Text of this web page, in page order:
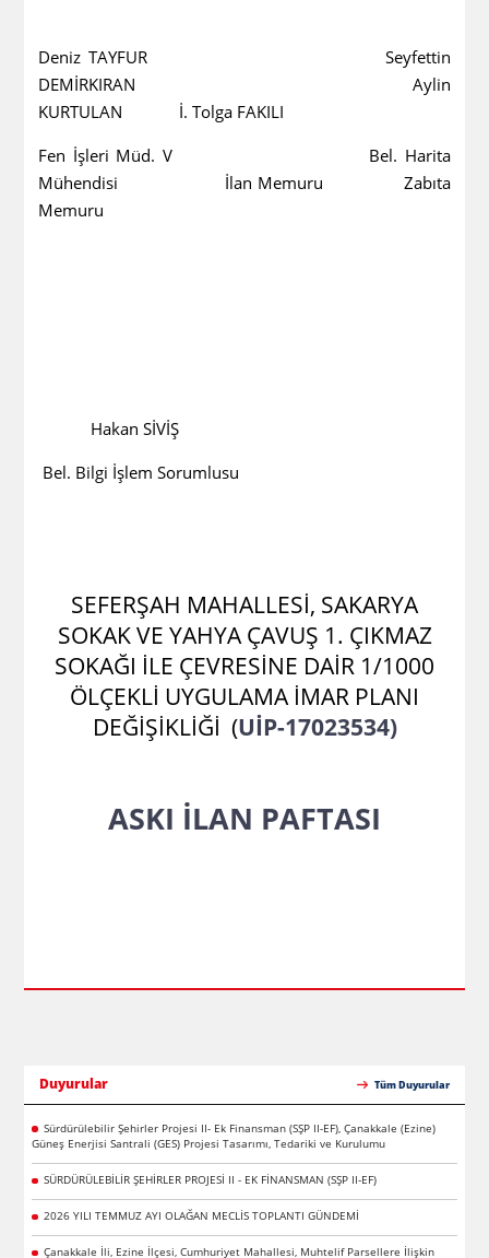
Deniz TAYFUR Seyfettin
DEMİRKIRAN Aylin
KURTULAN İ. Tolga FAKILI
Fen İşleri Müd. V Bel. Harita
Mühendisi İlan Memuru Zabıta
Memuru
Hakan SİVİŞ
Bel. Bilgi İşlem Sorumlusu
SEFERŞAH MAHALLESİ, SAKARYA
SOKAK VE YAHYA ÇAVUŞ 1. ÇIKMAZ
SOKAĞI İLE ÇEVRESİNE DAİR 1/1000
ÖLÇEKLİ UYGULAMA İMAR PLANI
DEĞİŞİKLİĞİ (UİP-17023534)
ASKI İLAN PAFTASI
Duyurular Tüm Duyurular
Sürdürülebilir Şehirler Projesi II- Ek Finansman (SŞP II-EF), Çanakkale (Ezine)
Güneş Enerjisi Santrali (GES) Projesi Tasarımı, Tedariki ve Kurulumu
SÜRDÜRÜLEBİLİR ŞEHİRLER PROJESİ II - EK FİNANSMAN (SŞP II-EF)
2026 YILI TEMMUZ AYI OLAĞAN MECLİS TOPLANTI GÜNDEMİ
Çanakkale İli, Ezine İlçesi, Cumhuriyet Mahallesi, Muhtelif Parsellere İlişkin